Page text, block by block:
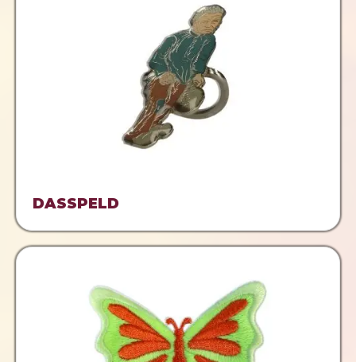
DASSPELD